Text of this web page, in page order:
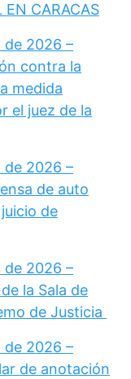
EN CARACAS
de 2026 –
contra la
medida
el juez de la
de 2026 –
de auto
de
de 2026 –
la Sala de
de Justicia
de 2026 –
de anotación